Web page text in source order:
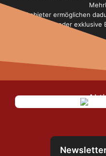
Einige Anbieter ermöglichen
oder exklusive